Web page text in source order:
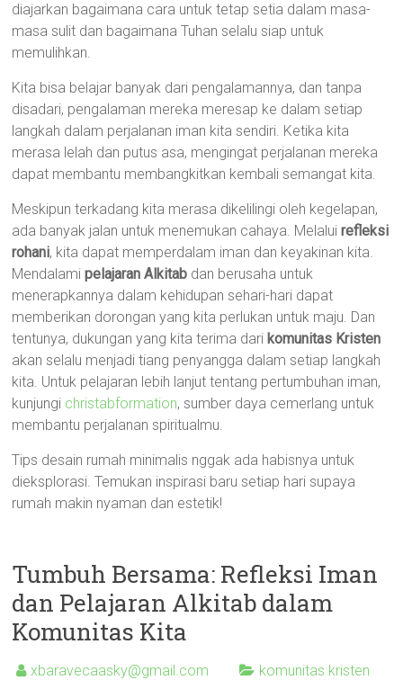
diajarkan bagaimana cara untuk tetap setia dalam masa-
masa sulit dan bagaimana Tuhan selalu siap untuk
memulihkan.
Kita bisa belajar banyak dari pengalamannya, dan tanpa
disadari, pengalaman mereka meresap ke dalam setiap
langkah dalam perjalanan iman kita sendiri. Ketika kita
merasa lelah dan putus asa, mengingat perjalanan mereka
dapat membantu membangkitkan kembali semangat kita.
Meskipun terkadang kita merasa dikelilingi oleh kegelapan,
ada banyak jalan untuk menemukan cahaya. Melaluirefleksi
rohani, kita dapat memperdalam iman dan keyakinan kita.
Mendalamipelajaran Alkitab dan berusaha untuk
menerapkannya dalam kehidupan sehari-hari dapat
memberikan dorongan yang kita perlukan untuk maju. Dan
tentunya, dukungan yang kita terima dari komunitas Kristen
akan selalu menjadi tiang penyangga dalam setiap langkah
kita. Untuk pelajaran lebih lanjut tentang pertumbuhan iman,
kunjungi christabformation, sumber daya cemerlang untuk
membantu perjalanan spiritualmu.
Tips desain rumah minimalis nggak ada habisnya untuk
dieksplorasi. Temukan inspirasi baru setiap hari supaya
rumah makin nyaman dan estetik!
Tumbuh Bersama: Refleksi Iman
dan Pelajaran Alkitab dalam
Komunitas Kita
xbaravecaasky@gmail.com komunitas kristen